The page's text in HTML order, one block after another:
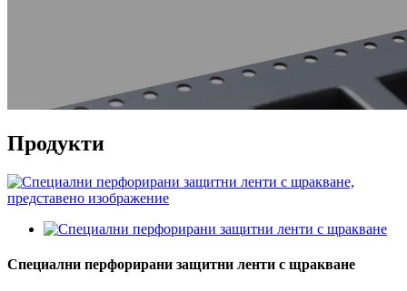
Продукти
Специални перфорирани защитни ленти с щракване